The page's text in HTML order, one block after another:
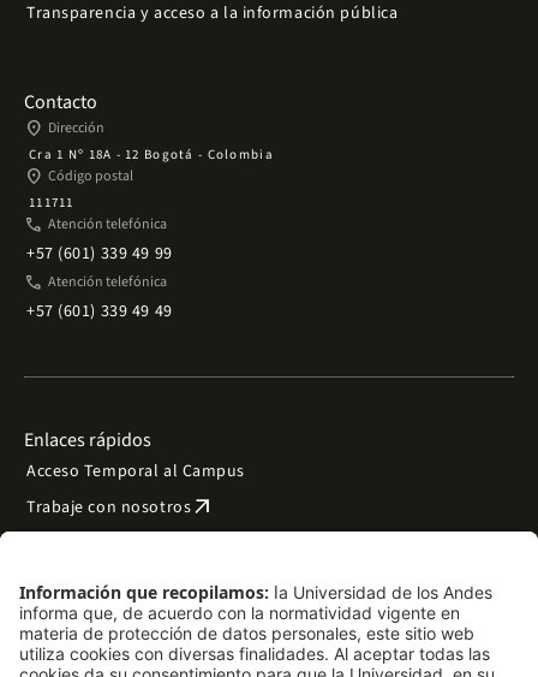
Transparencia y acceso a la información pública
Contacto
place Dirección
Cra 1 Nº 18A - 12 Bogotá - Colombia
place Código postal
111711
phone Atención telefónica
+57 (601) 339 49 99
phone Atención telefónica
+57 (601) 339 49 49
Enlaces rápidos
Acceso Temporal al Campus
Trabaje con nosotrosarrow_outward
Preguntas frecuentes
Filantropía y donacionesarrow_outward
Mapa del sitio arrow_outward